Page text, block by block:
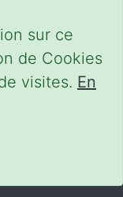
sur ce
de Cookies
visites. En